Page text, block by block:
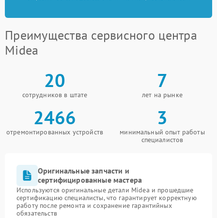
Преимущества сервисного центра
Midea
20
сотрудников в штате
7
лет на рынке
2466
отремонтированных устройств
3
минимальный опыт работы
специалистов
Оригинальные запчасти и
сертифицированные мастера
Используются оригинальные детали Midea и прошедшие
сертификацию специалисты, что гарантирует корректную
работу после ремонта и сохранение гарантийных
обязательств